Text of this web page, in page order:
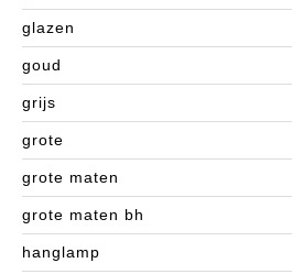
glazen
goud
grijs
grote
grote maten
grote maten bh
hanglamp